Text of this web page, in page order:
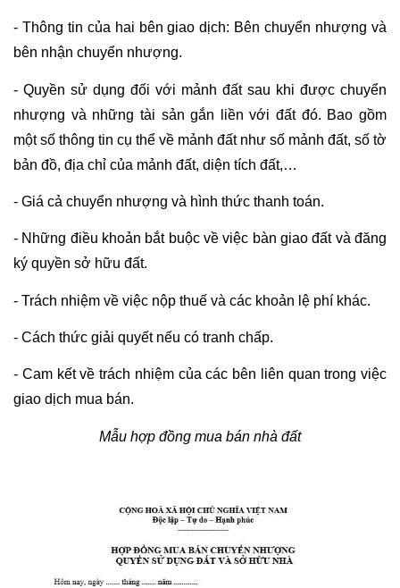
- Thông tin của hai bên giao dịch: Bên chuyển nhượng và
bên nhận chuyển nhượng.
- Quyền sử dụng đối với mảnh đất sau khi được chuyển
nhượng và những tài sản gắn liền với đất đó. Bao gồm
một số thông tin cụ thể về mảnh đất như số mảnh đất, số tờ
bản đồ, địa chỉ của mảnh đất, diện tích đất,…
- Giá cả chuyển nhượng và hình thức thanh toán.
- Những điều khoản bắt buộc về việc bàn giao đất và đăng
ký quyền sở hữu đất.
- Trách nhiệm về việc nộp thuế và các khoản lệ phí khác.
- Cách thức giải quyết nếu có tranh chấp.
- Cam kết về trách nhiệm của các bên liên quan trong việc
giao dịch mua bán.
Mẫu hợp đồng mua bán nhà đất